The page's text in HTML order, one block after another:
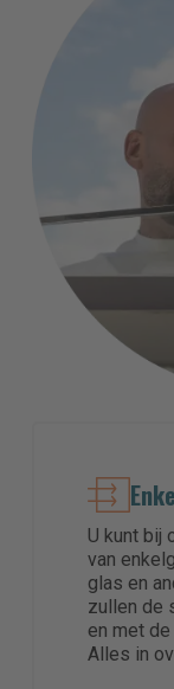
U kunt bij
van
glas en
zullen de
en met
Alles in